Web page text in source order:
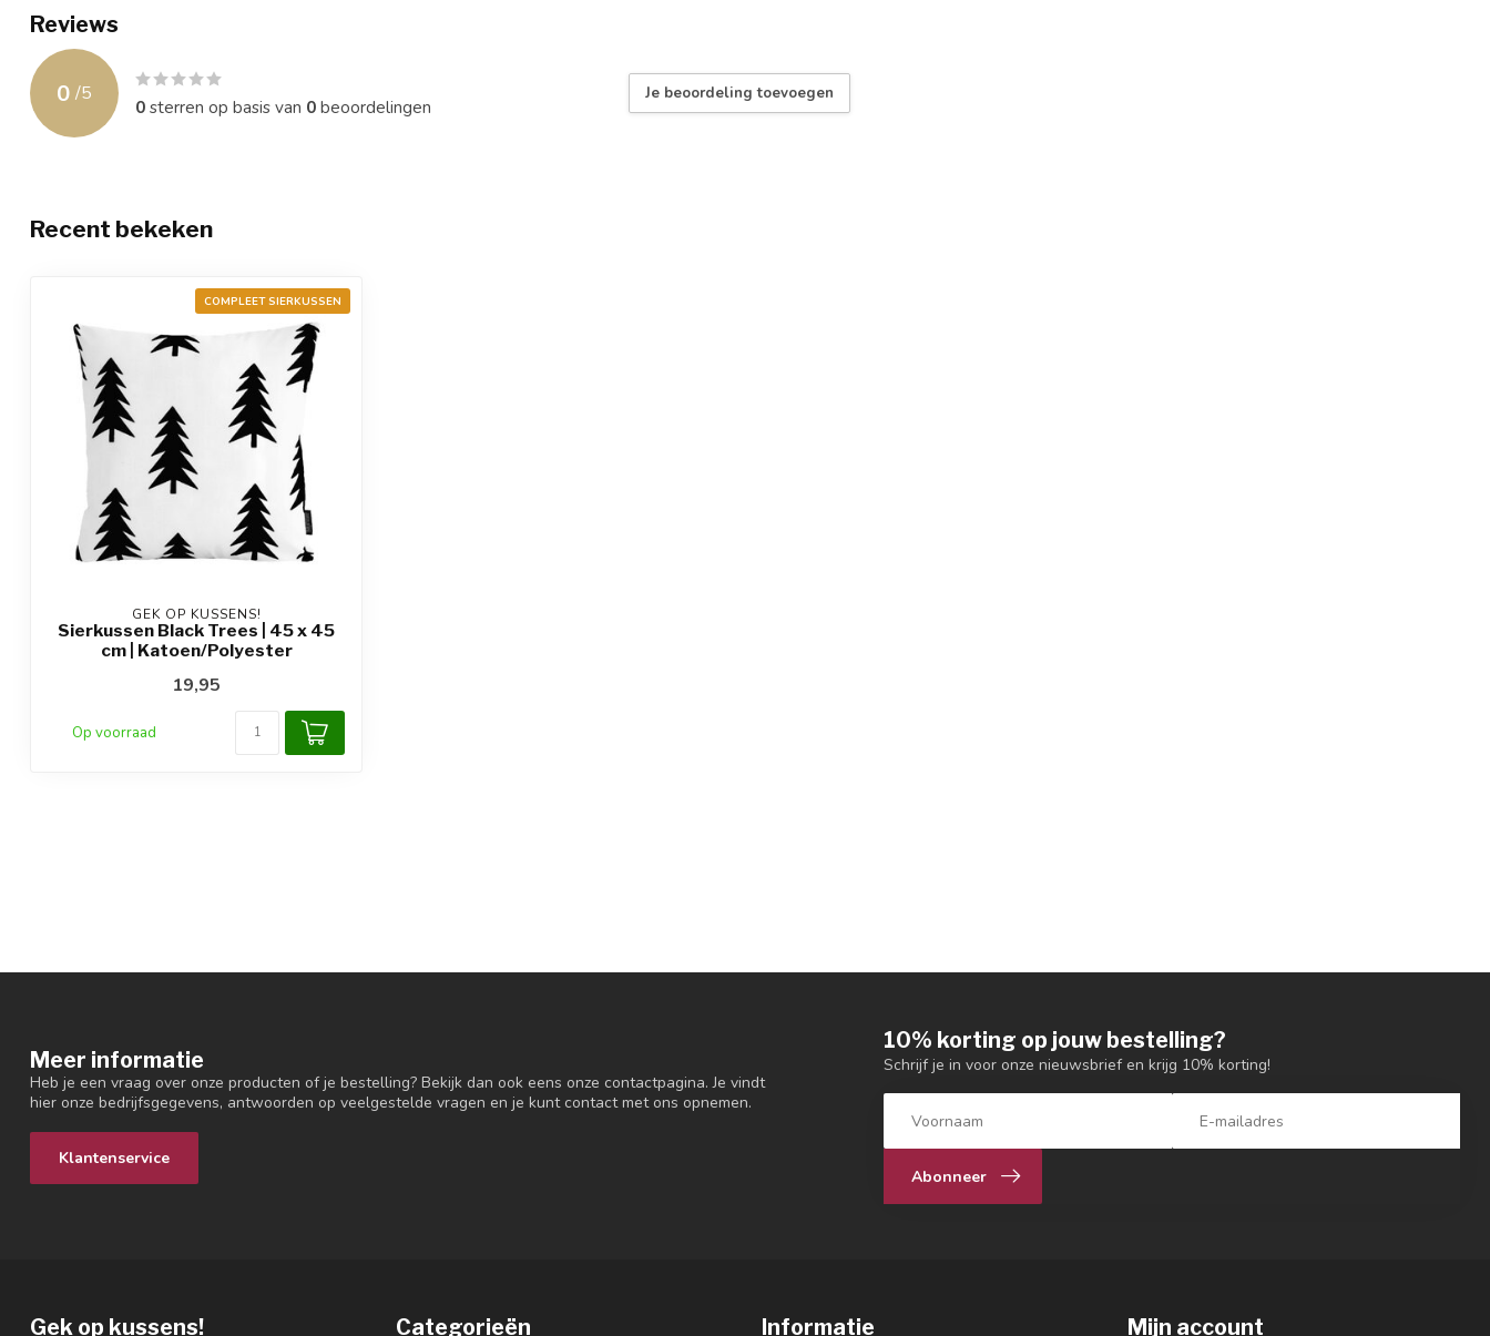
Reviews
0 /5
0sterren op basis van 0beoordelingen
Je beoordeling toevoegen
Recent bekeken
COMPLEET SIERKUSSEN
GEK OP KUSSENS!
Sierkussen Black Trees | 45 x 45
cm | Katoen/Polyester
19,95
Op voorraad
Meer informatie
Heb je een vraag over onze producten of je bestelling? Bekijk dan ook eens onze contactpagina. Je vindt
hier onze bedrijfsgegevens, antwoorden op veelgestelde vragen en je kunt contact met ons opnemen.
Klantenservice
10% korting op jouw bestelling?
Schrijf je in voor onze nieuwsbrief en krijg 10% korting!
Abonneer
Gek op kussens! Categorieën Informatie Mijn account